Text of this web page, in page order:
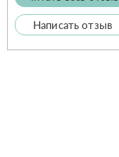
Написать отзыв